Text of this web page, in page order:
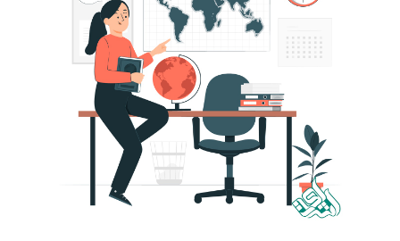
ترجمه عربی به فارسی
مشاهده همه زبان ها
سفارش ویرایش
سفارش پارافریز
سفارش فرمت‌بندی
سفارش کاهش کمیت
سفارش معرفی مجله
سفارش معرفی مقاله
سفارش معرفی کتاب
سفارش چکیده مبسوط